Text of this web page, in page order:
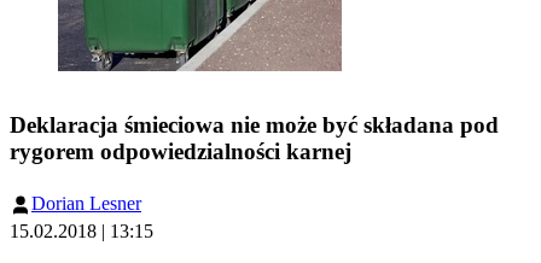
Deklaracja śmieciowa nie może być składana pod
rygorem odpowiedzialności karnej
Dorian Lesner
15.02.2018 | 13:15